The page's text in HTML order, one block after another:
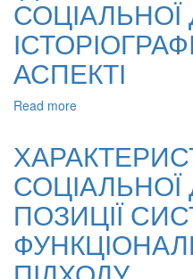
“СОЦІАЛЬНА
ДЕРЖАВА”
АСПЕКТІ
Read more
ВИЗНАЧЕННЯ
СОЦІАЛЬНОЇ
ДЕРЖАВИ
У
АСПЕКТІ
ПОЗИЦІЇ